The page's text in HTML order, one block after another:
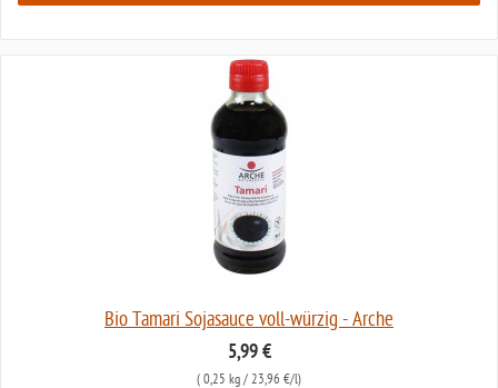
Bio Tamari Sojasauce voll-würzig - Arche
5,99 €
( 0,25 kg / 23,96 €/l)